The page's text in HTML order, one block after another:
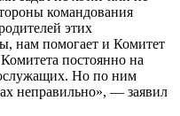
командования
этих
нам помогает и Комитет
постоянно на
Но по ним
неправильно», — заявил